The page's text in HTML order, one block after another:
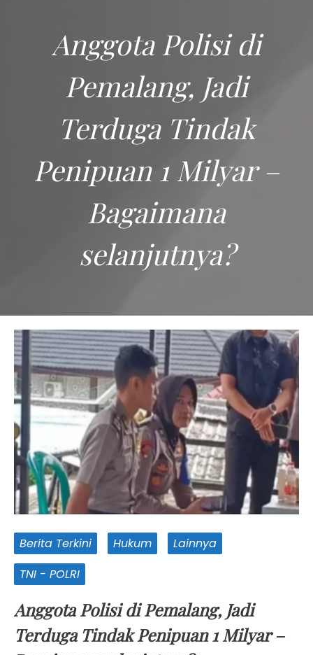
Anggota Polisi di
Pemalang, Jadi
Terduga Tindak
Penipuan 1 Milyar –
Bagaimana
selanjutnya?
Berita Terkini Hukum
Lainnya
TNI - POLRI
Anggota Polisi di Pemalang, Jadi
Terduga Tindak Penipuan 1 Milyar –